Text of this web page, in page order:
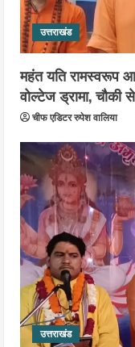
उत्तराखंड
महंत यति रामस्वरूप
वोल्टेज ड्रामा, चौकी
चीफ एडिटर रुपेश वालिया
उत्तराखंड